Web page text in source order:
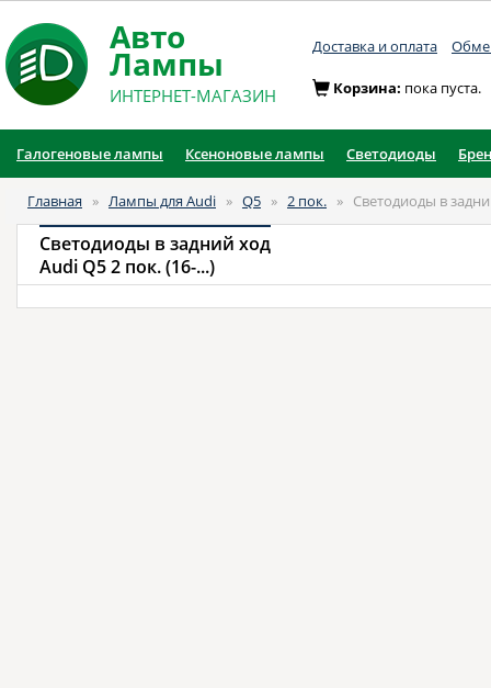
Авто
Лампы
ИНТЕРНЕТ-МАГАЗИН
Доставка и оплата
Корзина: пока пуста.
Галогеновые лампы Ксеноновые лампы Светодиоды
Главная » Лампы для Audi » Q5 » 2 пок. » Светодиоды в
Светодиоды в задний ход
Audi Q5 2 пок. (16-...)